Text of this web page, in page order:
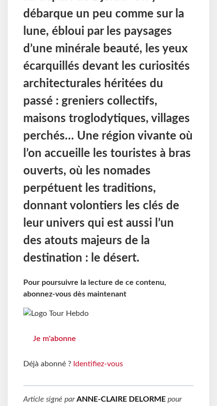
débarque un peu comme sur la
lune, ébloui par les paysages
d’une minérale beauté, les yeux
écarquillés devant les curiosités
architecturales héritées du
passé : greniers collectifs,
maisons troglodytiques, villages
perchés… Une région vivante où
l’on accueille les touristes à bras
ouverts, où les nomades
perpétuent les traditions,
donnant volontiers les clés de
leur univers qui est aussi l’un
des atouts majeurs de la
destination : le désert.
Pour poursuivre la lecture de ce contenu,
abonnez-vous dès maintenant
Je m'abonne
Déjà abonné ? Identifiez-vous
Article signé parANNE-CLAIRE DELORME pour